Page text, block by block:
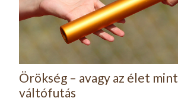
Örökség – avagy az élet mint
váltófutás